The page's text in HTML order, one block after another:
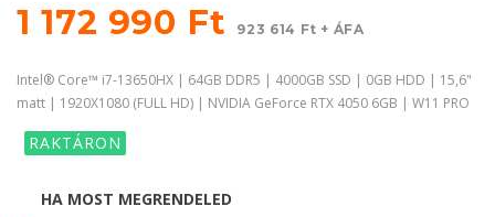
1 172 990 Ft
923 614 Ft + ÁFA
Intel® Core™ i7-13650HX | 64GB DDR5 | 4000GB SSD | 0GB HDD | 15,6"
matt | 1920X1080 (FULL HD) | NVIDIA GeForce RTX 4050 6GB | W11 PRO
RAKTÁRON
HA MOST MEGRENDELED